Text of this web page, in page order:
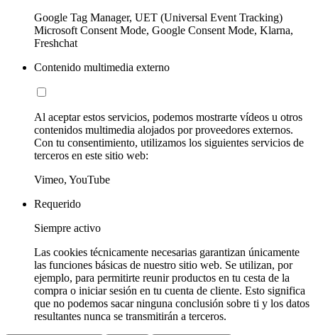
Google Tag Manager, UET (Universal Event Tracking)
Microsoft Consent Mode, Google Consent Mode, Klarna,
Freshchat
Contenido multimedia externo
Al aceptar estos servicios, podemos mostrarte vídeos u otros
contenidos multimedia alojados por proveedores externos.
Con tu consentimiento, utilizamos los siguientes servicios de
terceros en este sitio web:
Vimeo, YouTube
Requerido
Siempre activo
Las cookies técnicamente necesarias garantizan únicamente
las funciones básicas de nuestro sitio web. Se utilizan, por
ejemplo, para permitirte reunir productos en tu cesta de la
compra o iniciar sesión en tu cuenta de cliente. Esto significa
que no podemos sacar ninguna conclusión sobre ti y los datos
resultantes nunca se transmitirán a terceros.